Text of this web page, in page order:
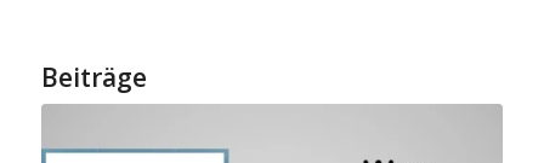
Beiträge